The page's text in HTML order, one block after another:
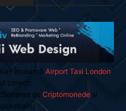
Încearcă Airport Taxi London
corect.
de Criptomonedesi